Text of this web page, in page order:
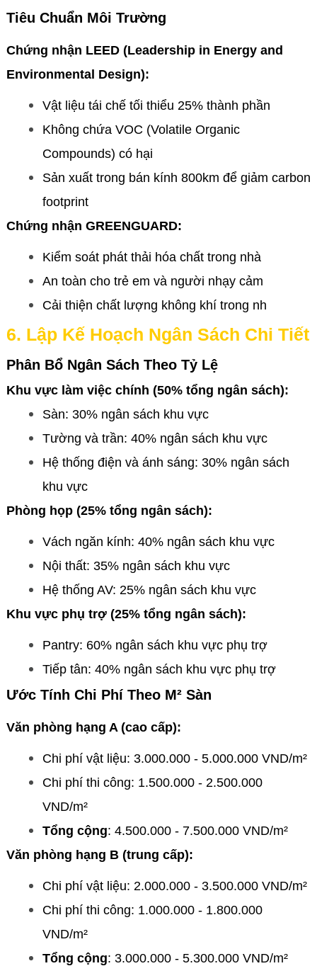
Tiêu Chuẩn Môi Trường
Chứng nhận LEED (Leadership in Energy and
Environmental Design):
Vật liệu tái chế tối thiểu 25% thành phần
Không chứa VOC (Volatile Organic
Compounds) có hại
Sản xuất trong bán kính 800km để giảm carbon
footprint
Chứng nhận GREENGUARD:
Kiểm soát phát thải hóa chất trong nhà
An toàn cho trẻ em và người nhạy cảm
Cải thiện chất lượng không khí trong nh
6. Lập Kế Hoạch Ngân Sách Chi Tiết
Phân Bổ Ngân Sách Theo Tỷ Lệ
Khu vực làm việc chính (50% tổng ngân sách):
Sàn: 30% ngân sách khu vực
Tường và trần: 40% ngân sách khu vực
Hệ thống điện và ánh sáng: 30% ngân sách
khu vực
Phòng họp (25% tổng ngân sách):
Vách ngăn kính: 40% ngân sách khu vực
Nội thất: 35% ngân sách khu vực
Hệ thống AV: 25% ngân sách khu vực
Khu vực phụ trợ (25% tổng ngân sách):
Pantry: 60% ngân sách khu vực phụ trợ
Tiếp tân: 40% ngân sách khu vực phụ trợ
Ước Tính Chi Phí Theo M² Sàn
Văn phòng hạng A (cao cấp):
Chi phí vật liệu: 3.000.000 - 5.000.000 VND/m²
Chi phí thi công: 1.500.000 - 2.500.000
VND/m²
Tổng cộng: 4.500.000 - 7.500.000 VND/m²
Văn phòng hạng B (trung cấp):
Chi phí vật liệu: 2.000.000 - 3.500.000 VND/m²
Chi phí thi công: 1.000.000 - 1.800.000
VND/m²
Tổng cộng: 3.000.000 - 5.300.000 VND/m²